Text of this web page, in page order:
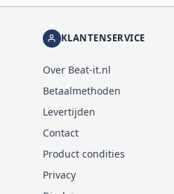
KLANTENSERVICE
Over Beat-it.nl
Betaalmethoden
Levertijden
Contact
Product condities
Privacy